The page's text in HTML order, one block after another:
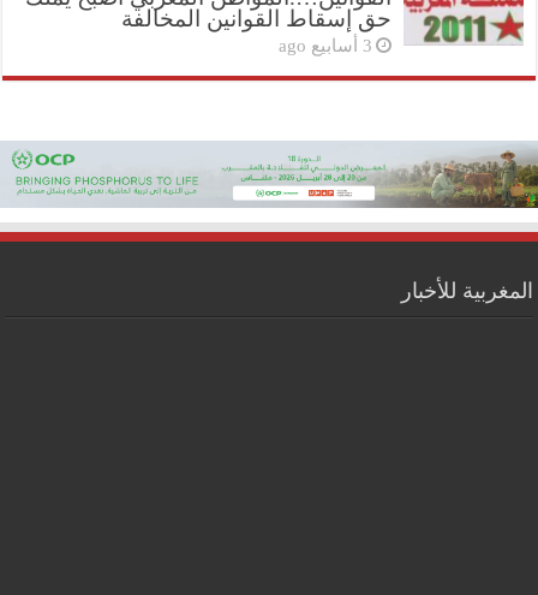
حق إسقاط القوانين المخالفة
3 أسابيع ago
المغربية للأخبار